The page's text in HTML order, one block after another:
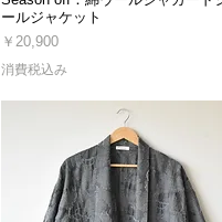
ールジャケット
価格
￥20,900
消費税込み